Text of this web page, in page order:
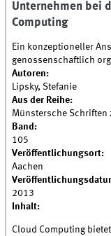
Unternehmen bei
Computing
Ein konzeptioneller
genossenschaftlich
Autoren:
Lipsky, Stefanie
Aus der Reihe:
Münstersche Schriften
Band:
105
Veröffentlichungsort:
Aachen
2013
Inhalt:
Cloud Computing